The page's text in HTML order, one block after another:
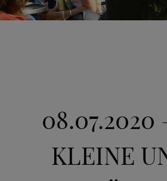
08.07.2020
KLEINE